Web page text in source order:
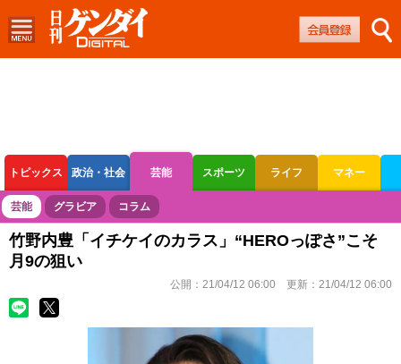
トピックス 政治・社会 芸能 スポーツ ライフ マネー
ボートレース 競輪 オートレース
芸能 グラビア コラム
竹野内豊「イチケイのカラス」“HEROっぽさ”こそ
月9の狙い
公開： 21/04/12 06:00 更新： 21/04/12 06:00